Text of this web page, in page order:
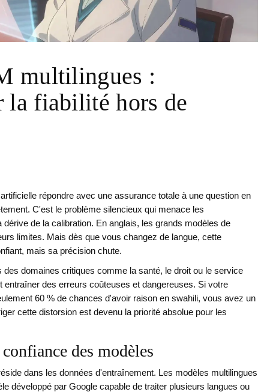
multilingues :
la fiabilité hors de
répondre avec une assurance totale à une question en
C'est le problème silencieux qui menace les
de la calibration. En anglais, les grands modèles de
limites. Mais dès que vous changez de langue, cette
mais sa précision chute.
domaines critiques comme la santé, le droit ou le service
des erreurs coûteuses et dangereuses. Si votre
60 % de chances d'avoir raison en swahili, vous avez un
cette distorsion est devenu la priorité absolue pour les
des modèles
dans les données d'entraînement. Les modèles multilingues
développé par Google capable de traiter plusieurs langues ou